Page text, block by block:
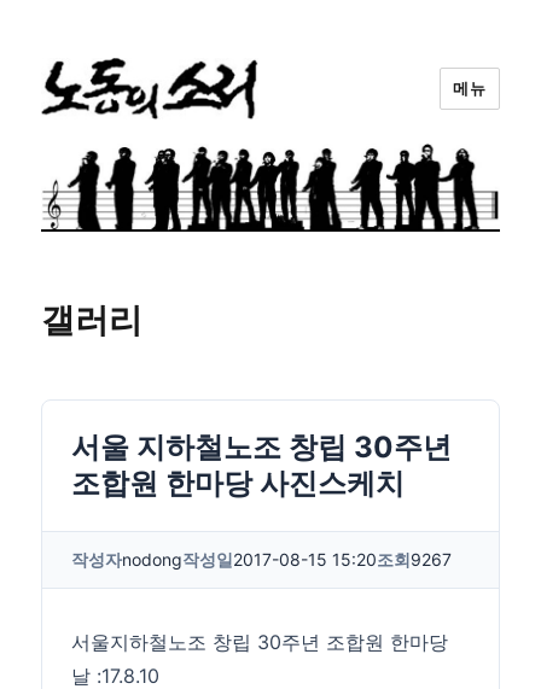
노동의소리
메뉴
갤러리
서울 지하철노조 창립 30주년
조합원 한마당 사진스케치
작성자nodong작성일2017-08-15 15:20조회9267
서울지하철노조 창립 30주년 조합원 한마당
날 :17.8.10